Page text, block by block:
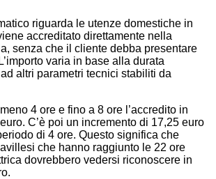
riguarda le utenze domestiche in
accreditato direttamente nella
senza che il cliente debba presentare
varia in base alla durata
altri parametri tecnici stabiliti da
4 ore e fino a 8 ore l’accredito in
C’è poi un incremento di 17,25 euro
di 4 ore. Questo significa che
che hanno raggiunto le 22 ore
dovrebbero vedersi riconoscere in